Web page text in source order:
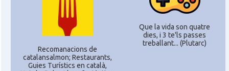
CAMON Catalans a Stuttgart
CAMON
Recomanacions de
catalansalmon; Restaurants,
Guies Turístics en català,
Que la vida son quatre
dies, i 3 te'ls passes
treballant... (Plutarc)